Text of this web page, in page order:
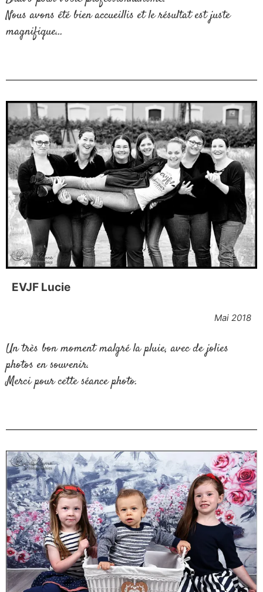
Nous avons été bien accueillis et le résultat est juste
magnifique…
EVJF Lucie
Mai 2018
Un très bon moment malgré la pluie, avec de jolies
photos en souvenir.
Merci pour cette séance photo.